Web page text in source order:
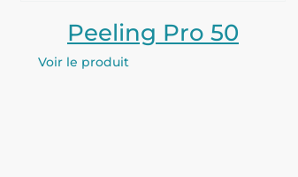
Peeling Pro 50
Voir le produit